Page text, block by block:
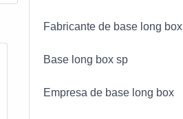
Fabricante de base long box
Base long box sp
Empresa de base long box